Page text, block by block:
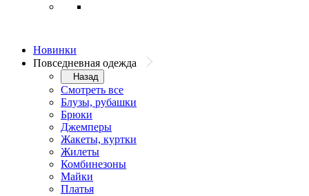
Новинки
Повседневная одежда
Назад
Смотреть все
Блузы, рубашки
Брюки
Джемперы
Жакеты, куртки
Жилеты
Комбинезоны
Майки
Платья